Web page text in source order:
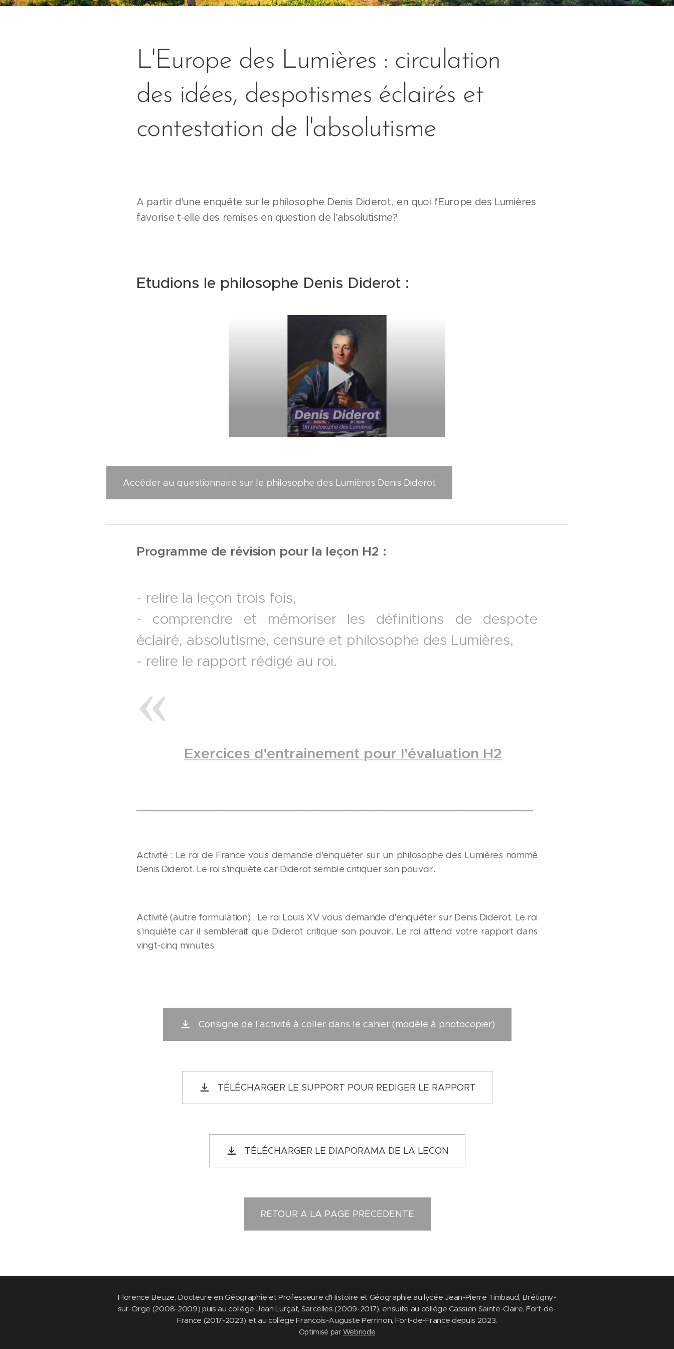
L'Europe des Lumières : circulation
des idées, despotismes éclairés et
contestation de l'absolutisme
A partir d'une enquête sur le philosophe Denis Diderot, en quoi l'Europe des Lumières
favorise t-elle des remises en question de l'absolutisme?
Etudions le philosophe Denis Diderot :
Accéder au questionnaire sur le philosophe des Lumières Denis Diderot
Programme de révision pour la leçon H2 :
- relire la leçon trois fois,
- comprendre et mémoriser les définitions de despote
éclairé, absolutisme, censure et philosophe des Lumières,
- relire le rapport rédigé au roi.
Exercices d'entrainement pour l'évaluation H2
Activité : Le roi de France vous demande d'enquêter sur un philosophe des Lumières nommé
Denis Diderot. Le roi s'inquiète car Diderot semble critiquer son pouvoir.
Activité (autre formulation) : Le roi Louis XV vous demande d'enquêter sur Denis Diderot. Le roi
s'inquiète car il semblerait que Diderot critique son pouvoir. Le roi attend votre rapport dans
vingt-cinq minutes.
Consigne de l'activité à coller dans le cahier (modèle à photocopier)
TÉLÉCHARGER LE SUPPORT POUR REDIGER LE RAPPORT
TÉLÉCHARGER LE DIAPORAMA DE LA LECON
RETOUR A LA PAGE PRECEDENTE
Florence Beuze, Docteure en Géographie et Professeure d'Histoire et Géographie au lycée Jean-Pierre Timbaud, Brétigny-
sur-Orge (2008-2009) puis au collège Jean Lurçat, Sarcelles (2009-2017), ensuite au collège Cassien Sainte-Claire, Fort-de-
France (2017-2023) et au collège Francois-Auguste Perrinon, Fort-de-France depuis 2023.
Optimisé par Webnode